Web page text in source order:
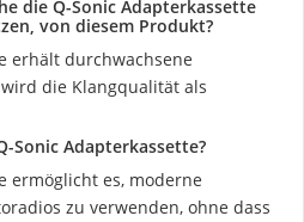
die Q-Sonic Adapterkassette
von diesem Produkt?
erhält durchwachsene
die Klangqualität als
Sonic Adapterkassette?
ermöglicht es, moderne
zu verwenden, ohne dass